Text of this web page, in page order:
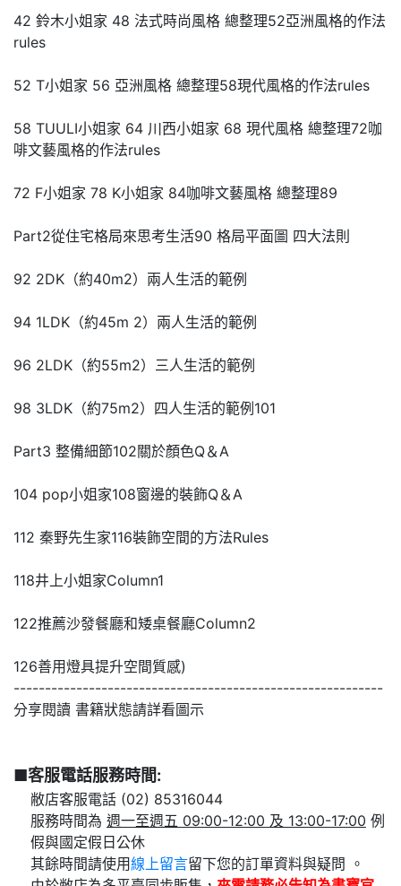
42 鈴木小姐家 48 法式時尚風格 總整理52亞洲風格的作法
rules
52 T小姐家 56 亞洲風格 總整理58現代風格的作法rules
58 TUULI小姐家 64 川西小姐家 68 現代風格 總整理72咖
啡文藝風格的作法rules
72 F小姐家 78 K小姐家 84咖啡文藝風格 總整理89
Part2從住宅格局來思考生活90 格局平面圖 四大法則
92 2DK（約40m2）兩人生活的範例
94 1LDK（約45m 2）兩人生活的範例
96 2LDK（約55m2）三人生活的範例
98 3LDK（約75m2）四人生活的範例101
Part3 整備細節102關於顏色Q＆A
104 pop小姐家108窗邊的裝飾Q＆A
112 秦野先生家116裝飾空間的方法Rules
118井上小姐家Column1
122推薦沙發餐廳和矮桌餐廳Column2
126善用燈具提升空間質感)
-----------------------------------------------------------
分享閱讀 書籍狀態請詳看圖示
■客服電話服務時間:
敝店客服電話 (02) 85316044
服務時間為 週一至週五 09:00-12:00 及 13:00-17:00 例
假與國定假日公休
其餘時間請使用線上留言
留下您的訂單資料與疑問 。